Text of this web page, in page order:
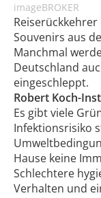
imageBROKER
Souvenirs aus
Manchmal
Deutschland
eingeschleppt.
Robert Koch-
Es gibt viele
Infektionsrisiko
Hause keine
Schlechtere
Verhalten und